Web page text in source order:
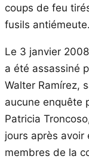
coups de feu
fusils antiémeute.
Le 3 janvier
a été assassiné
Walter Ramírez,
aucune enquête
Patricia
jours après avoir
membres de la